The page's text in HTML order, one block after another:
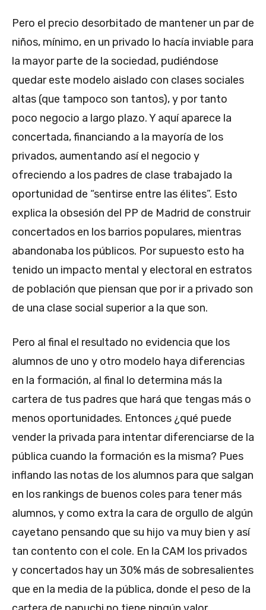
Pero el precio desorbitado de mantener un par de
niños, mínimo, en un privado lo hacía inviable para
la mayor parte de la sociedad, pudiéndose
quedar este modelo aislado con clases sociales
altas (que tampoco son tantos), y por tanto
poco negocio a largo plazo. Y aquí aparece la
concertada, financiando a la mayoría de los
privados, aumentando así el negocio y
ofreciendo a los padres de clase trabajado la
oportunidad de “sentirse entre las élites”. Esto
explica la obsesión del PP de Madrid de construir
concertados en los barrios populares, mientras
abandonaba los públicos. Por supuesto esto ha
tenido un impacto mental y electoral en estratos
de población que piensan que por ir a privado son
de una clase social superior a la que son.
Pero al final el resultado no evidencia que los
alumnos de uno y otro modelo haya diferencias
en la formación, al final lo determina más la
cartera de tus padres que hará que tengas más o
menos oportunidades. Entonces ¿qué puede
vender la privada para intentar diferenciarse de la
pública cuando la formación es la misma? Pues
inflando las notas de los alumnos para que salgan
en los rankings de buenos coles para tener más
alumnos, y como extra la cara de orgullo de algún
cayetano pensando que su hijo va muy bien y así
tan contento con el cole. En la CAM los privados
y concertados hay un 30% más de sobresalientes
que en la media de la pública, donde el peso de la